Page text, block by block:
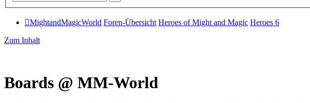
MightandMagicWorld Foren-Übersicht Heroes of Might and Magic Heroes 6
Zum Inhalt
Boards @ MM-World